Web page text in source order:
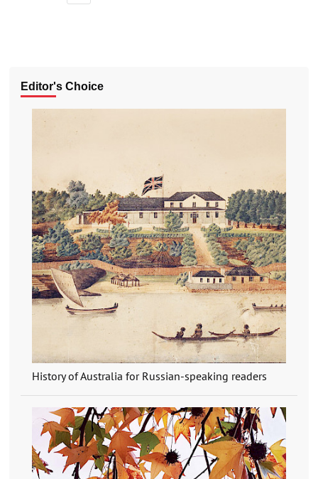
Editor's Choice
History of Australia for Russian-speaking readers